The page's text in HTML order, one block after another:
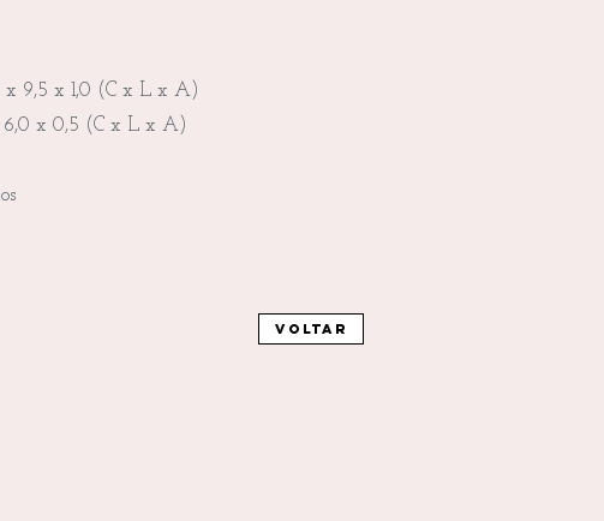
x 9,5 x 1,0 (C x L x A)
x 0,5 (C x L x A)
Voltar